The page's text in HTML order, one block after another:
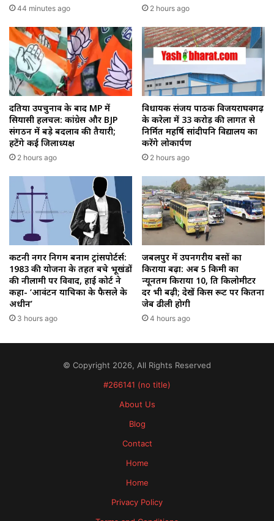
44 minutes ago 2 hours ago
दतिया उपचुनाव के बाद MP में
सियासी हलचल: कांग्रेस और BJP
संगठन में बड़े बदलाव की तैयारी;
हटेंगे कई जिलाध्यक्ष
2 hours ago
विधायक संजय पाठक विजयराघवगढ़
के करेला में 33 करोड़ की लागत से
निर्मित महर्षि सांदीपनि विद्यालय का
करेंगे लोकार्पण
2 hours ago
कटनी नगर निगम बनाम ट्रांसपोर्टर्स:
1983 की योजना के तहत बचे भूखंडों
की नीलामी पर विवाद, हाई कोर्ट ने
कहा- ‘आवंटन याचिका के फैसले के
अधीन’
3 hours ago
जबलपुर में उपनगरीय बसों का
किराया बढ़ा: अब 5 किमी का
न्यूनतम किराया ₹10, प्रति किलोमीटर
दर भी बढ़ी; देखें किस रूट पर कितना
जेब ढीली होगी
4 hours ago
© Copyright 2026, All Rights Reserved
#266141 (no title)
About Us
Blog
Contact
Home
Home
Privacy Policy